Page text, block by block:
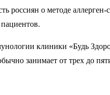
россиян о методе
клиники «Будь
занимает от трех до